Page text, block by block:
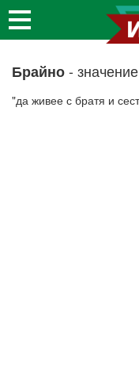
Брайно-
"да живее с братя и